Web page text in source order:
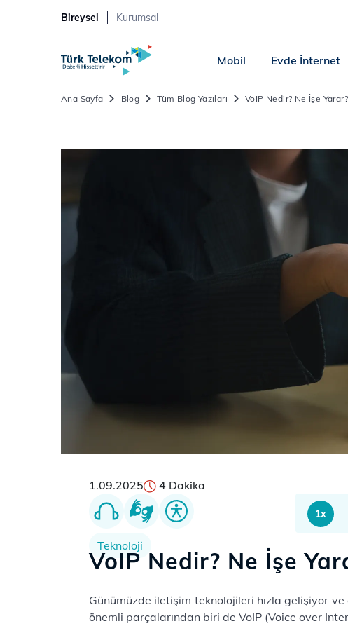
Bireysel Kurumsal
Mobil Evde İnternet
Ana Sayfa Blog Tüm Blog Yazıları VoIP Nedir? Ne İşe Yarar?
1.09.2025 4 Dakika
1x
Teknoloji
VoIP Nedir? Ne İşe
Günümüzde iletişim teknolojileri hızla gelişiyor
önemli parçalarından biri de VoIP (Voice over